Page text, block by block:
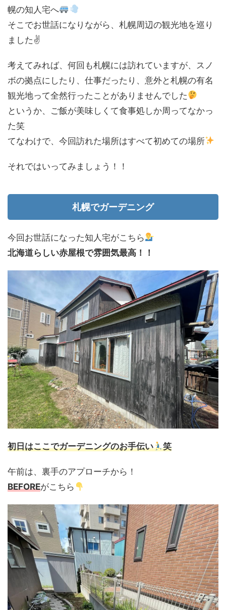
幌の知人宅へ
そこでお世話になりながら、札幌周辺の観光地を巡り
ました✌️
考えてみれば、何回も札幌には訪れていますが、スノ
ボの拠点にしたり、仕事だったり、意外と札幌の有名
観光地って全然行ったことがありませんでした
というか、ご飯が美味しくて食事処しか周ってなかっ
た笑
てなわけで、今回訪れた場所はすべて初めての場所
それではいってみましょう！！
札幌でガーデニング
今回お世話になった知人宅がこちら
北海道らしい赤屋根で雰囲気最高！！
初日はここでガーデニングのお手伝い 笑
午前は、裏手のアプローチから！
BEFOREがこちら